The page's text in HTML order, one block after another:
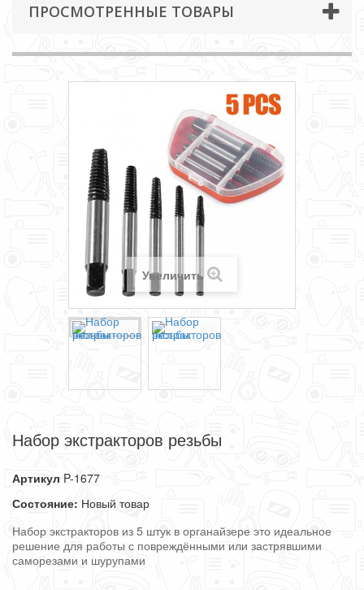
ПРОСМОТРЕННЫЕ ТОВАРЫ
Увеличить
Набор экстракторов резьбы
Артикул P-1677
Состояние: Новый товар
Набор экстракторов из 5 штук в органайзере это идеальное
решение для работы с повреждёнными или застрявшими
саморезами и шурупами